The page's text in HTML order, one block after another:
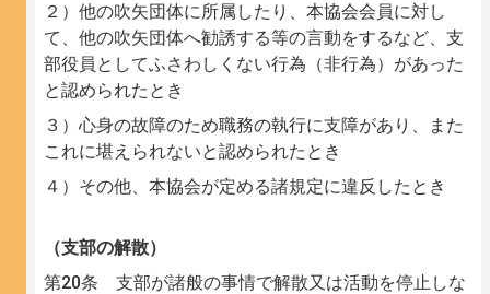
２）他の吹矢団体に所属したり、本協会会員に対し
て、他の吹矢団体へ勧誘する等の言動をするなど、支
部役員としてふさわしくない行為（非行為）があった
と認められたとき
３）心身の故障のため職務の執行に支障があり、また
これに堪えられないと認められたとき
４）その他、本協会が定める諸規定に違反したとき
（支部の解散）
第20条 支部が諸般の事情で解散又は活動を停止しな